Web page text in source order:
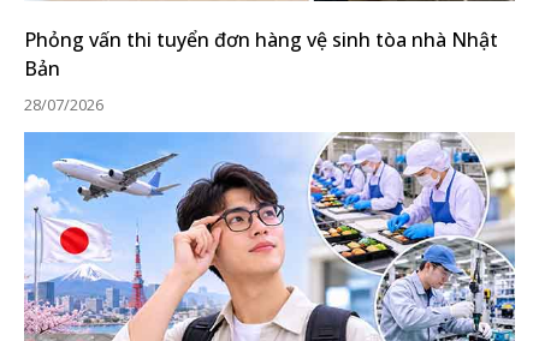
Phỏng vấn thi tuyển đơn hàng vệ sinh tòa nhà Nhật
Bản
28/07/2026